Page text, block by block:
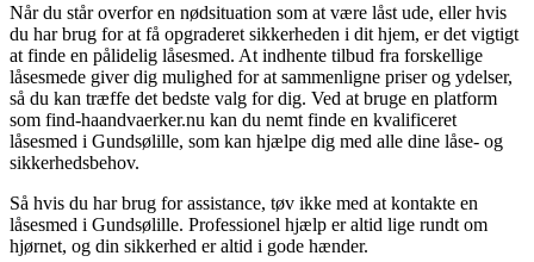
Når du står overfor en nødsituation som at være låst ude, eller hvis
du har brug for at få opgraderet sikkerheden i dit hjem, er det vigtigt
at finde en pålidelig låsesmed. At indhente tilbud fra forskellige
låsesmede giver dig mulighed for at sammenligne priser og ydelser,
så du kan træffe det bedste valg for dig. Ved at bruge en platform
som find-haandvaerker.nu kan du nemt finde en kvalificeret
låsesmed i Gundsølille, som kan hjælpe dig med alle dine låse- og
sikkerhedsbehov.
Så hvis du har brug for assistance, tøv ikke med at kontakte en
låsesmed i Gundsølille. Professionel hjælp er altid lige rundt om
hjørnet, og din sikkerhed er altid i gode hænder.